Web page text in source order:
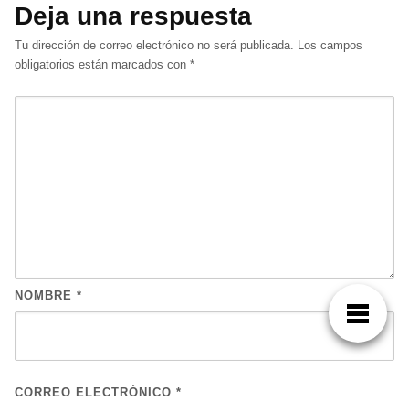
Deja una respuesta
Tu dirección de correo electrónico no será publicada. Los campos
obligatorios están marcados con *
NOMBRE *
CORREO ELECTRÓNICO *